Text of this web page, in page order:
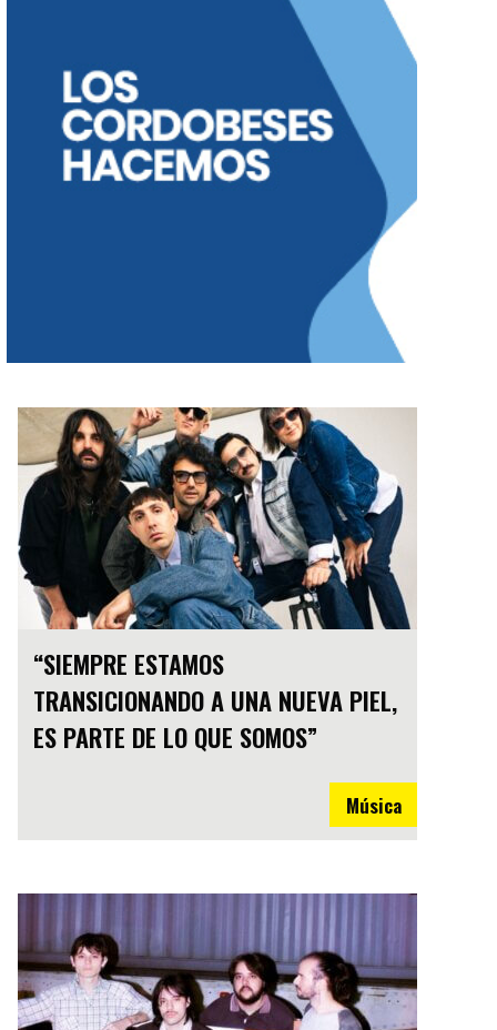
“SIEMPRE ESTAMOS
TRANSICIONANDO A UNA NUEVA PIEL,
ES PARTE DE LO QUE SOMOS”
Música